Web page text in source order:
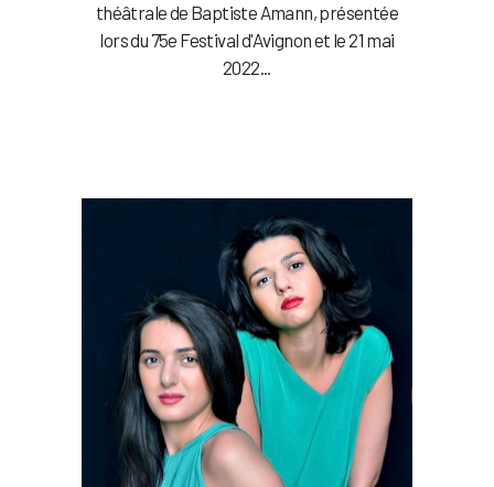
théâtrale de Baptiste Amann, présentée
lors du 75e Festival d'Avignon et le 21 mai
2022...